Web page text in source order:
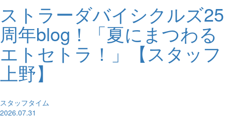
ストラーダバイシクルズ25
周年blog！「夏にまつわる
エトセトラ！」【スタッフ
上野】
スタッフタイム
2026.07.31